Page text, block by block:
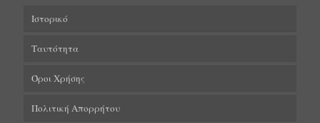
Ιστορικό
Ταυτότητα
Όροι Χρήσης
Πολιτική Απορρήτου